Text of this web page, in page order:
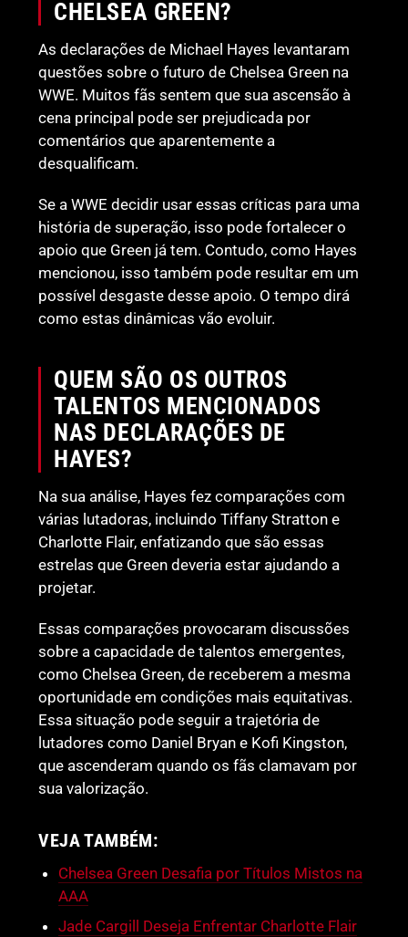
CHELSEA GREEN?
As declarações de Michael Hayes levantaram
questões sobre o futuro de Chelsea Green na
WWE. Muitos fãs sentem que sua ascensão à
cena principal pode ser prejudicada por
comentários que aparentemente a
desqualificam.
Se a WWE decidir usar essas críticas para uma
história de superação, isso pode fortalecer o
apoio que Green já tem. Contudo, como Hayes
mencionou, isso também pode resultar em um
possível desgaste desse apoio. O tempo dirá
como estas dinâmicas vão evoluir.
QUEM SÃO OS OUTROS
TALENTOS MENCIONADOS
NAS DECLARAÇÕES DE
HAYES?
Na sua análise, Hayes fez comparações com
várias lutadoras, incluindo Tiffany Stratton e
Charlotte Flair, enfatizando que são essas
estrelas que Green deveria estar ajudando a
projetar.
Essas comparações provocaram discussões
sobre a capacidade de talentos emergentes,
como Chelsea Green, de receberem a mesma
oportunidade em condições mais equitativas.
Essa situação pode seguir a trajetória de
lutadores como Daniel Bryan e Kofi Kingston,
que ascenderam quando os fãs clamavam por
sua valorização.
VEJA TAMBÉM:
Chelsea Green Desafia por Títulos Mistos na
AAA
Jade Cargill Deseja Enfrentar Charlotte Flair